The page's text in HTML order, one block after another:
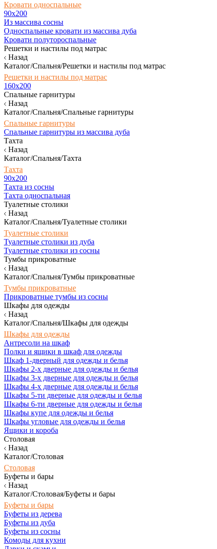
Кровати односпальные
90х200
Из массива сосны
Односпальные кровати из массива дуба
Кровати полутороспальные
Решетки и настилы под матрас
Назад
Каталог/Спальня/Решетки и настилы под матрас
Решетки и настилы под матрас
160х200
Спальные гарнитуры
Назад
Каталог/Спальня/Спальные гарнитуры
Спальные гарнитуры
Спальные гарнитуры из массива дуба
Тахта
Назад
Каталог/Спальня/Тахта
Тахта
90х200
Тахта из сосны
Тахта односпальная
Туалетные столики
Назад
Каталог/Спальня/Туалетные столики
Туалетные столики
Туалетные столики из дуба
Туалетные столики из сосны
Тумбы прикроватные
Назад
Каталог/Спальня/Тумбы прикроватные
Тумбы прикроватные
Прикроватные тумбы из сосны
Шкафы для одежды
Назад
Каталог/Спальня/Шкафы для одежды
Шкафы для одежды
Антресоли на шкаф
Полки и ящики в шкаф для одежды
Шкаф 1-дверный для одежды и белья
Шкафы 2-х дверные для одежды и белья
Шкафы 3-х дверные для одежды и белья
Шкафы 4-х дверные для одежды и белья
Шкафы 5-ти дверные для одежды и белья
Шкафы 6-ти дверные для одежды и белья
Шкафы купе для одежды и белья
Шкафы угловые для одежды и белья
Ящики и короба
Столовая
Назад
Каталог/Столовая
Столовая
Буфеты и бары
Назад
Каталог/Столовая/Буфеты и бары
Буфеты и бары
Буфеты из дерева
Буфеты из дуба
Буфеты из сосны
Комоды для кухни